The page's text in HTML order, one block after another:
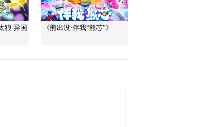
狼 异国 《熊出没·伴我“熊芯”》